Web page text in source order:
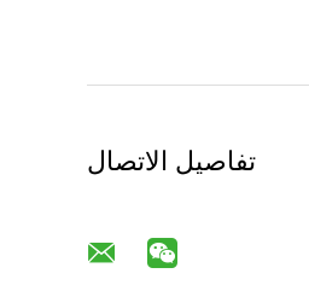
تفاصيل الاتصال